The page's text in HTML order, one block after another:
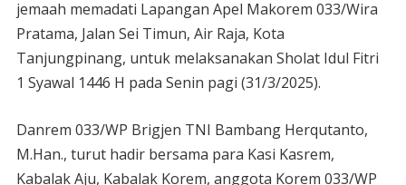
jemaah memadati Lapangan Apel Makorem 033/Wira
Pratama, Jalan Sei Timun, Air Raja, Kota
Tanjungpinang, untuk melaksanakan Sholat Idul Fitri
1 Syawal 1446 H pada Senin pagi (31/3/2025).
Danrem 033/WP Brigjen TNI Bambang Herqutanto,
M.Han., turut hadir bersama para Kasi Kasrem,
Kabalak Aju, Kabalak Korem, anggota Korem 033/WP